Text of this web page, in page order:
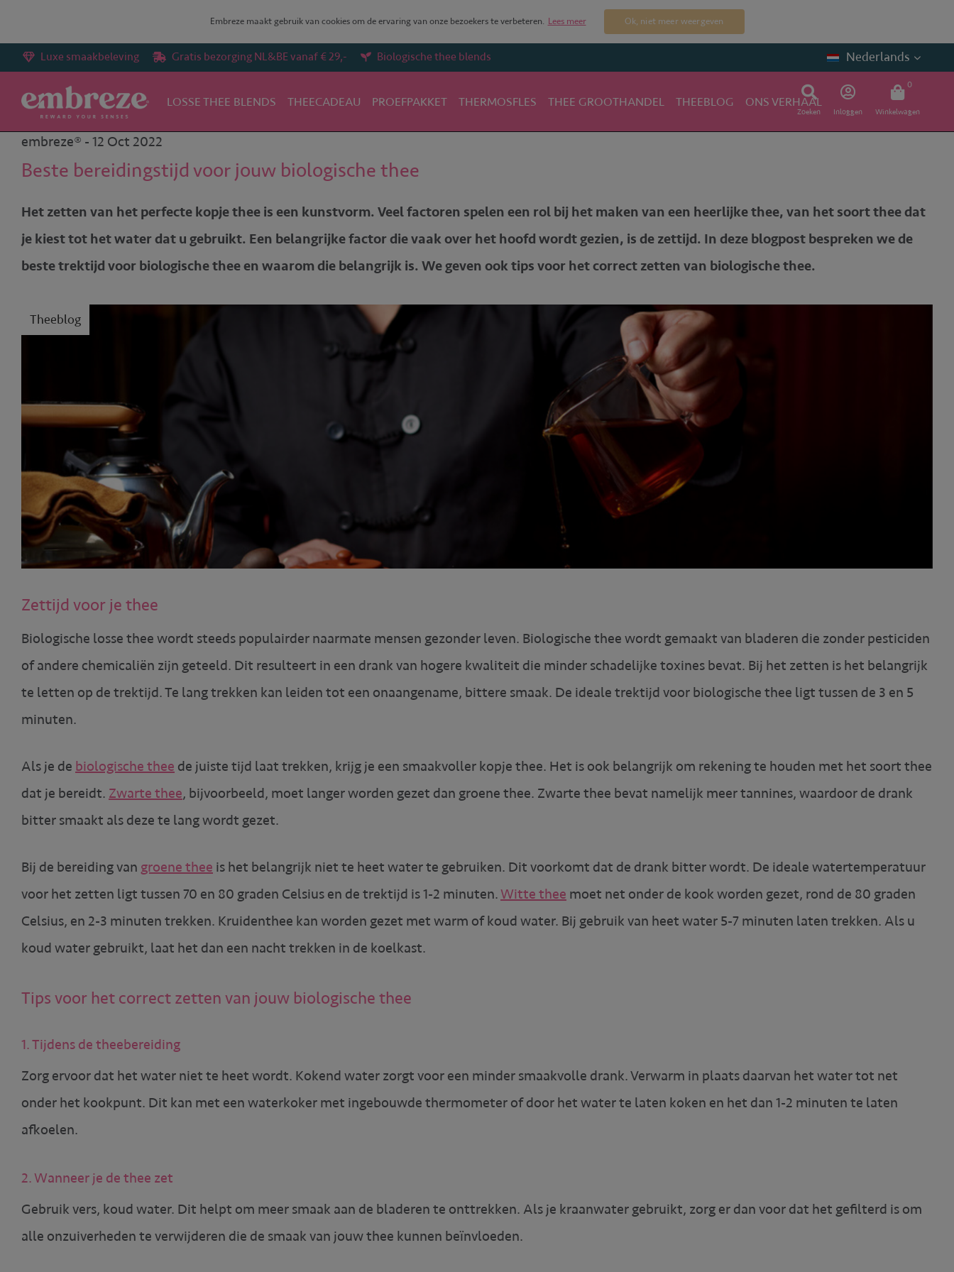
Embreze maakt gebruik van cookies om de ervaring van onze bezoekers te verbeteren. Lees meer Ok, niet meer weergeven
LOSSE THEE BLENDS THEECADEAU PROEFPAKKET THERMOSFLES THEE GROOTHANDEL THEEBLOG ONS VERHAAL
Zoeken Inloggen Winkelwagen
0
Luxe smaakbeleving Gratis bezorging NL&BE vanaf € 29,- Biologische thee blends Nederlands
Terug naar overzicht Theeblog Beste bereidingstijd voor jouw biologische thee
embreze® - 12 Oct 2022
Beste bereidingstijd voor jouw biologische thee
Het zetten van het perfecte kopje thee is een kunstvorm. Veel factoren spelen een rol bij het maken van een heerlijke thee, van het soort thee dat
je kiest tot het water dat u gebruikt. Een belangrijke factor die vaak over het hoofd wordt gezien, is de zettijd. In deze blogpost bespreken we de
beste trektijd voor biologische thee en waarom die belangrijk is. We geven ook tips voor het correct zetten van biologische thee.
Theeblog
Zettijd voor je thee
Biologische losse thee wordt steeds populairder naarmate mensen gezonder leven. Biologische thee wordt gemaakt van bladeren die zonder pesticiden
of andere chemicaliën zijn geteeld. Dit resulteert in een drank van hogere kwaliteit die minder schadelijke toxines bevat. Bij het zetten is het belangrijk
te letten op de trektijd. Te lang trekken kan leiden tot een onaangename, bittere smaak. De ideale trektijd voor biologische thee ligt tussen de 3 en 5
minuten.
Als je de biologische thee de juiste tijd laat trekken, krijg je een smaakvoller kopje thee. Het is ook belangrijk om rekening te houden met het soort thee
dat je bereidt. Zwarte thee, bijvoorbeeld, moet langer worden gezet dan groene thee. Zwarte thee bevat namelijk meer tannines, waardoor de drank
bitter smaakt als deze te lang wordt gezet.
Bij de bereiding van groene thee is het belangrijk niet te heet water te gebruiken. Dit voorkomt dat de drank bitter wordt. De ideale watertemperatuur
voor het zetten ligt tussen 70 en 80 graden Celsius en de trektijd is 1-2 minuten.Witte thee moet net onder de kook worden gezet, rond de 80 graden
Celsius, en 2-3 minuten trekken. Kruidenthee kan worden gezet met warm of koud water. Bij gebruik van heet water 5-7 minuten laten trekken. Als u
koud water gebruikt, laat het dan een nacht trekken in de koelkast.
Tips voor het correct zetten van jouw biologische thee
1. Tijdens de theebereiding
Zorg ervoor dat het water niet te heet wordt. Kokend water zorgt voor een minder smaakvolle drank. Verwarm in plaats daarvan het water tot net
onder het kookpunt. Dit kan met een waterkoker met ingebouwde thermometer of door het water te laten koken en het dan 1-2 minuten te laten
afkoelen.
2. Wanneer je de thee zet
Gebruik vers, koud water. Dit helpt om meer smaak aan de bladeren te onttrekken. Als je kraanwater gebruikt, zorg er dan voor dat het gefilterd is om
alle onzuiverheden te verwijderen die de smaak van jouw thee kunnen beïnvloeden.